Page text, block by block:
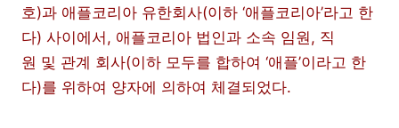
호)과 애플코리아 유한회사(이하 ‘애플코리아’라고 한
다) 사이에서, 애플코리아 법인과 소속 임원, 직
원 및 관계 회사(이하 모두를 합하여 ‘애플’이라고 한
다)를 위하여 양자에 의하여 체결되었다.